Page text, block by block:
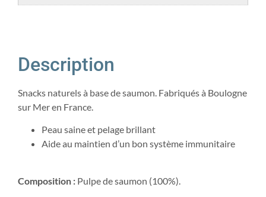
Description
Snacks naturels à base de saumon. Fabriqués à Boulogne
sur Mer en France.
Peau saine et pelage brillant
Aide au maintien d’un bon système immunitaire
Composition : Pulpe de saumon (100%).